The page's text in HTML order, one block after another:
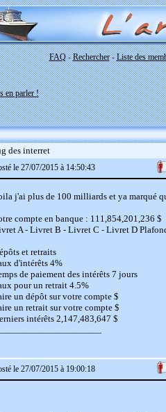
FAQ-Rechercher-Liste des
en parler !
des interret
le 27/07/2015 à 14:50:43
j'ai plus de 100 milliards et ya marqué
compte en banque : 111,854,201,236 $
A - Livret B - Livret C - Livret D
et retraits
d'intérêts 4%
de paiement des intérêts 7 jours
pour un retrait 4.5%
un dépôt sur votre compte $
un retrait sur votre compte $
intérêts 2,147,483,647 $
le 27/07/2015 à 19:00:18